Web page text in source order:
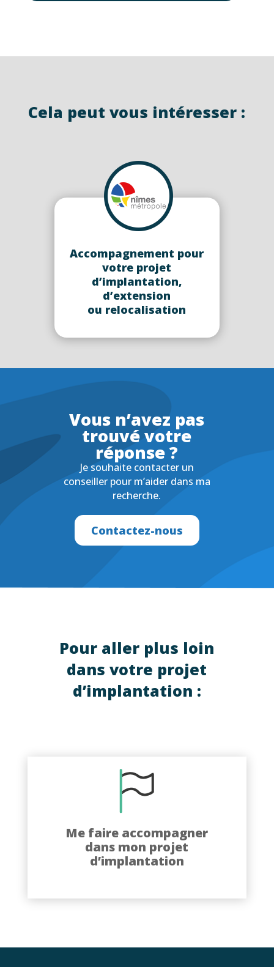
Cela peut vous intéresser :
Accompagnement pour
votre projet
d’implantation,
d’extension
ou relocalisation
Vous n’avez pas
trouvé votre
réponse ?
Je souhaite contacter un
conseiller pour m’aider dans ma
recherche.
Contactez-nous
Pour aller plus loin
dans votre projet
d’implantation :
Me faire accompagner
dans mon projet
d’implantation
Vous souhaitez vous implanter sur
le territoire de Nîmes Métropole ?
Découvrez comment nous pouvons
vous accompagner dans votre
projet.